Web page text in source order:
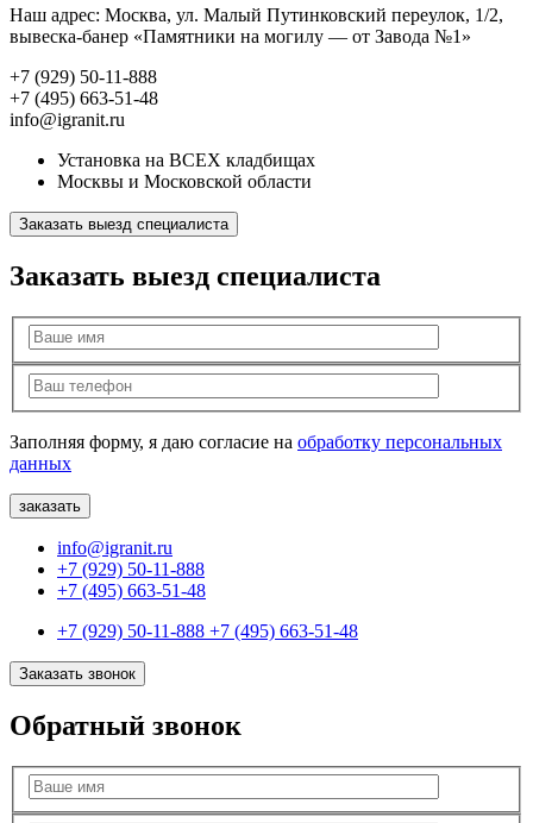
Наш адрес: Москва, ул. Малый Путинковский переулок, 1/2,
вывеска-банер «Памятники на могилу — от Завода №1»
+7 (929) 50-11-888
+7 (495) 663-51-48
info@igranit.ru
Установка на ВСЕХ кладбищах
Москвы и Московской области
Заказать выезд специалиста
Заказать выезд специалиста
Заполняя форму, я даю согласие на обработку персональных
данных
info@igranit.ru
+7 (929) 50-11-888
+7 (495) 663-51-48
+7 (929) 50-11-888 +7 (495) 663-51-48
Заказать звонок
Обратный звонок